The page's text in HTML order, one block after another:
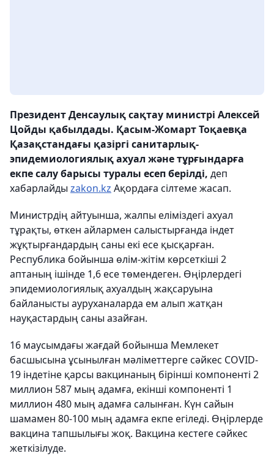
Президент Денсаулық сақтау министрі Алексей
Цойды қабылдады. Қасым-Жомарт Тоқаевқа
Қазақстандағы қазіргі санитарлық-
эпидемиологиялық ахуал және тұрғындарға
екпе салу барысы туралы есеп берілді, деп
хабарлайды zakon.kz Ақордаға сілтеме жасап.
Министрдің айтуынша, жалпы еліміздегі ахуал
тұрақты, өткен айлармен салыстырғанда індет
жұқтырғандардың саны екі есе қысқарған.
Республика бойынша өлім-жітім көрсеткіші 2
аптаның ішінде 1,6 есе төмендеген. Өңірлердегі
эпидемиологиялық ахуалдың жақсаруына
байланысты ауруханаларда ем алып жатқан
науқастардың саны азайған.
16 маусымдағы жағдай бойынша Мемлекет
басшысына ұсынылған мәліметтерге сәйкес COVID-
19 індетіне қарсы вакцинаның бірінші компоненті 2
миллион 587 мың адамға, екінші компоненті 1
миллион 480 мың адамға салынған. Күн сайын
шамамен 80-100 мың адамға екпе егіледі. Өңірлерде
вакцина тапшылығы жоқ. Вакцина кестеге сәйкес
жеткізілуде.